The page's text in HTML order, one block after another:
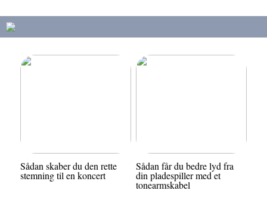
Sådan skaber du den rette
stemning til en koncert
Sådan får du bedre lyd fra
din pladespiller med et
tonearmskabel